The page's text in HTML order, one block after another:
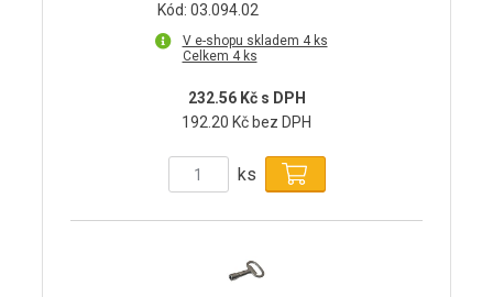
Kód: 03.094.02
V e-shopu skladem 4 ks
Celkem 4 ks
232.56 Kč s DPH
192.20 Kč bez DPH
ks